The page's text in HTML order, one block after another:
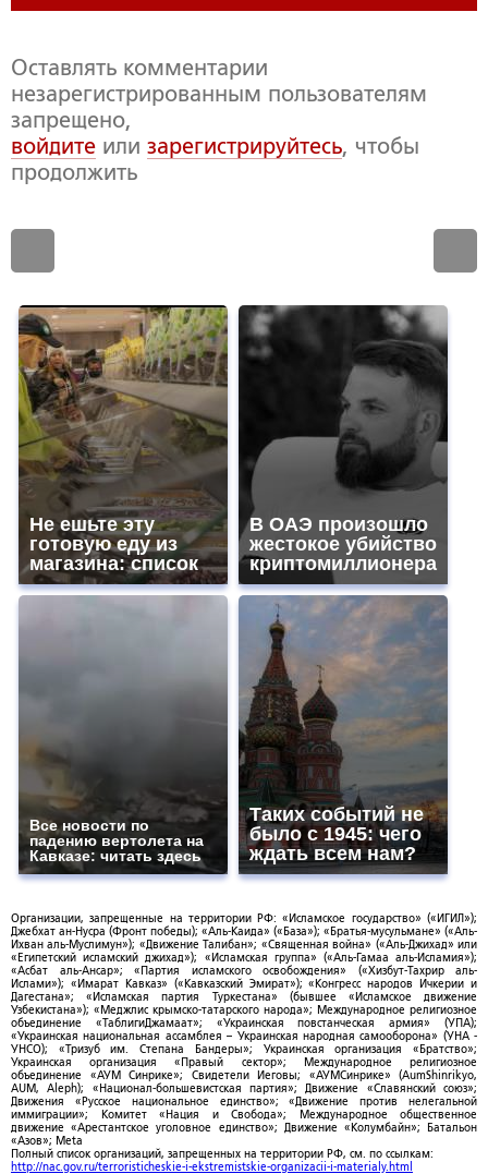
Оставлять комментарии
незарегистрированным пользователям
запрещено,
войдите или зарегистрируйтесь, чтобы
продолжить
Не ешьте эту
готовую еду из
магазина: список
В ОАЭ произошло
жестокое убийство
криптомиллионера
Все новости по
падению вертолета на
Кавказе: читать здесь
Таких событий не
было с 1945: чего
ждать всем нам?
Организации, запрещенные на территории РФ: «Исламское государство» («ИГИЛ»);
Джебхат ан-Нусра (Фронт победы); «Аль-Каида» («База»); «Братья-мусульмане» («Аль-
Ихван аль-Муслимун»); «Движение Талибан»; «Священная война» («Аль-Джихад» или
«Египетский исламский джихад»); «Исламская группа» («Аль-Гамаа аль-Исламия»);
«Асбат аль-Ансар»; «Партия исламского освобождения» («Хизбут-Тахрир аль-
Ислами»); «Имарат Кавказ» («Кавказский Эмират»); «Конгресс народов Ичкерии и
Дагестана»; «Исламская партия Туркестана» (бывшее «Исламское движение
Узбекистана»); «Меджлис крымско-татарского народа»; Международное религиозное
объединение «ТаблигиДжамаат»; «Украинская повстанческая армия» (УПА);
«Украинская национальная ассамблея – Украинская народная самооборона» (УНА -
УНСО); «Тризуб им. Степана Бандеры»; Украинская организация «Братство»;
Украинская организация «Правый сектор»; Международное религиозное
объединение «АУМ Синрике»; Свидетели Иеговы; «АУМСинрике» (AumShinrikyo,
AUM, Aleph); «Национал-большевистская партия»; Движение «Славянский союз»;
Движения «Русское национальное единство»; «Движение против нелегальной
иммиграции»; Комитет «Нация и Свобода»; Международное общественное
движение «Арестантское уголовное единство»; Движение «Колумбайн»; Батальон
«Азов»; Meta
Полный список организаций, запрещенных на территории РФ, см. по ссылкам:
http://nac.gov.ru/terroristicheskie-i-ekstremistskie-organizacii-i-materialy.html